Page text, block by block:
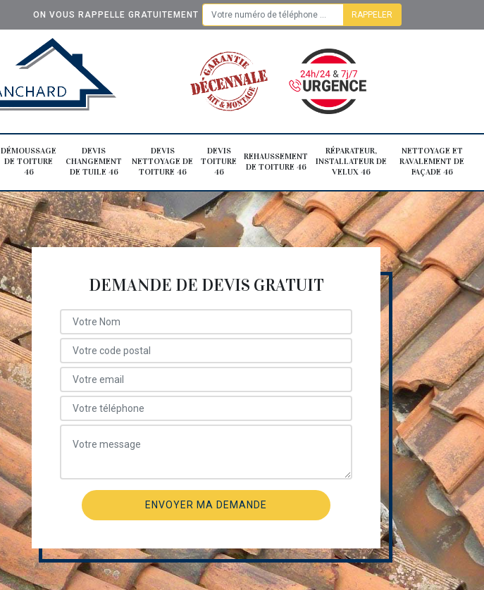
ON VOUS RAPPELLE GRATUITEMENT
DÉMOUSSAGE
DE TOITURE
46
DEVIS
CHANGEMENT
DE TUILE 46
DEVIS
NETTOYAGE DE
TOITURE 46
DEVIS
TOITURE
46
REHAUSSEMENT
DE TOITURE 46
RÉPARATEUR,
INSTALLATEUR DE
VELUX 46
NETTOYAGE ET
RAVALEMENT DE
FAÇADE 46
DEMANDE DE DEVIS GRATUIT